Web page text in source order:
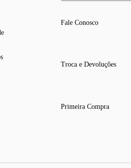
Fale Conosco
Troca e Devoluções
Primeira Compra